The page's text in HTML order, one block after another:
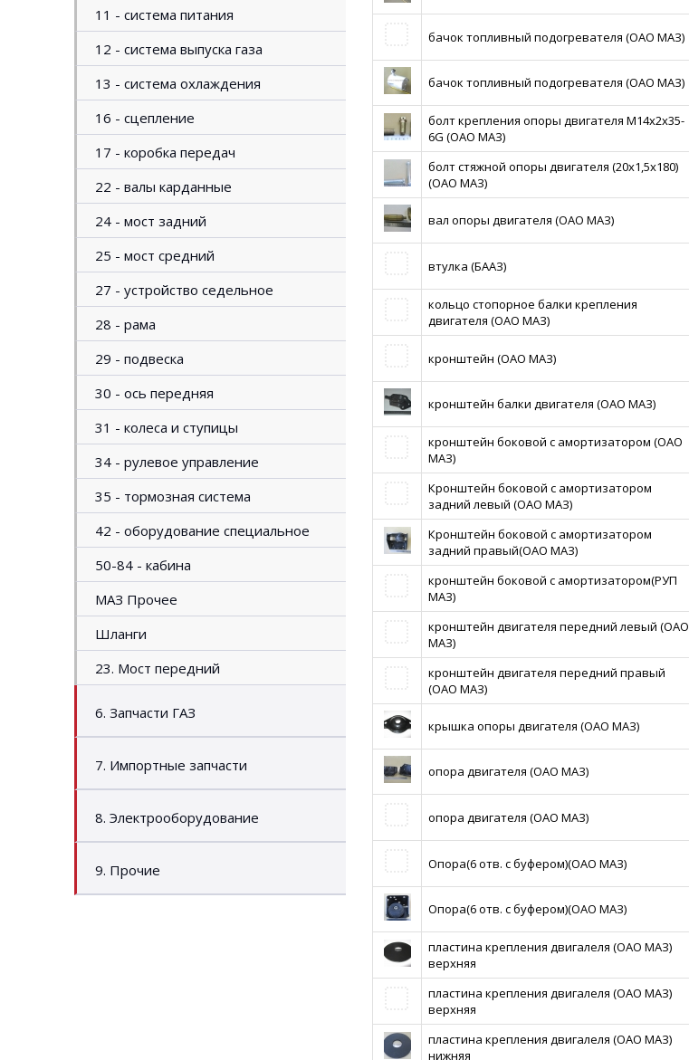
11 - система питания
12 - система выпуска газа
13 - система охлаждения
16 - сцепление
17 - коробка передач
22 - валы карданные
24 - мост задний
25 - мост средний
27 - устройство седельное
28 - рама
29 - подвеска
30 - ось передняя
31 - колеса и ступицы
34 - рулевое управление
35 - тормозная система
42 - оборудование специальное
50-84 - кабина
МАЗ Прочее
Шланги
23. Мост передний
6. Запчасти ГАЗ
7. Импортные запчасти
8. Электрооборудование
9. Прочие
бачок топливный подогревателя (ОАО МАЗ)
бачок топливный подогревателя (ОАО МАЗ)
болт крепления опоры двигателя М14х2х35-
6G (ОАО МАЗ)
болт стяжной опоры двигателя (20х1,5х180)
(ОАО МАЗ)
вал опоры двигателя (ОАО МАЗ)
втулка (БААЗ)
кольцо стопорное балки крепления
двигателя (ОАО МАЗ)
кронштейн (ОАО МАЗ)
кронштейн балки двигателя (ОАО МАЗ)
кронштейн боковой с амортизатором (ОАО
МАЗ)
Кронштейн боковой с амортизатором
задний левый (ОАО МАЗ)
Кронштейн боковой с амортизатором
задний правый(ОАО МАЗ)
кронштейн боковой с амортизатором(РУП
МАЗ)
кронштейн двигателя передний левый (ОАО
МАЗ)
кронштейн двигателя передний правый
(ОАО МАЗ)
крышка опоры двигателя (ОАО МАЗ)
опора двигателя (ОАО МАЗ)
опора двигателя (ОАО МАЗ)
Опора(6 отв. с буфером)(ОАО МАЗ)
Опора(6 отв. с буфером)(ОАО МАЗ)
пластина крепления двигалеля (ОАО МАЗ)
верхняя
пластина крепления двигалеля (ОАО МАЗ)
верхняя
пластина крепления двигалеля (ОАО МАЗ)
нижняя